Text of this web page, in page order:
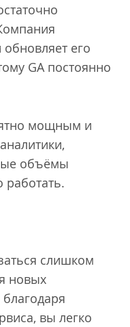
его
GA постоянно
мощным и
объёмы
слишком
новых
вы легко